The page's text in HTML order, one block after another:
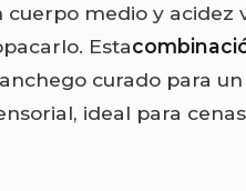
cuerpo medio y acidez
Esta
curado para un
ideal para